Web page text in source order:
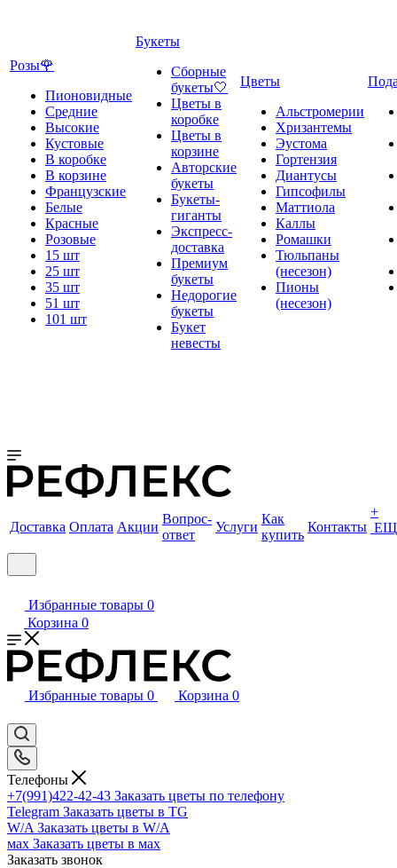
Розы🌹
Пионовидные
Средние
Высокие
Кустовые
В коробке
В корзине
Французские
Белые
Красные
Розовые
15 шт
25 шт
35 шт
51 шт
101 шт
Букеты
Сборные
букеты🤍
Цветы в
коробке
Цветы в
корзине
Авторские
букеты
Букеты-
гиганты
Экспресс-
доставка
Премиум
букеты
Недорогие
букеты
Букет
невесты
Цветы
Альстромерии
Хризантемы
Эустома
Гортензия
Диантусы
Гипсофилы
Маттиола
Каллы
Ромашки
Тюльпаны
(несезон)
Пионы
(несезон)
Доставка Оплата Акции
Вопрос-
ответ
Услуги
Как
купить
Контакты
+
Избранные товары 0
Корзина 0
Избранные товары 0 Корзина 0
Телефоны
+7(991)422-42-43 Заказать цветы по телефону
Telegram Заказать цветы в TG
W/A Заказать цветы в W/A
мах Заказать цветы в мах
Заказать звонок